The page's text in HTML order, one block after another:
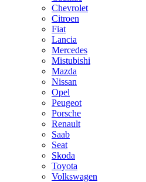
Chevrolet
Citroen
Fiat
Lancia
Mercedes
Mistubishi
Mazda
Nissan
Opel
Peugeot
Porsche
Renault
Saab
Seat
Skoda
Toyota
Volkswagen